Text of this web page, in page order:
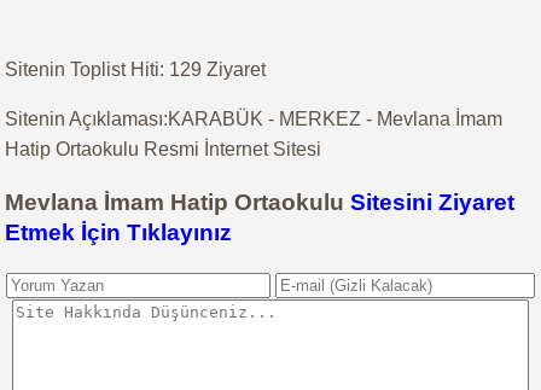
Sitenin Toplist Hiti: 129 Ziyaret
Sitenin Açıklaması:KARABÜK - MERKEZ - Mevlana İmam
Hatip Ortaokulu Resmi İnternet Sitesi
Mevlana İmam Hatip OrtaokuluSitesini Ziyaret
Etmek İçin Tıklayınız